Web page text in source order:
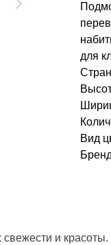
для
Вид
и